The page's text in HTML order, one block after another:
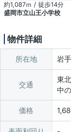
約1,087ｍ / 徒歩14分
盛岡市立山王小学校
物件詳細
所在地 岩
交通
東
中
価格